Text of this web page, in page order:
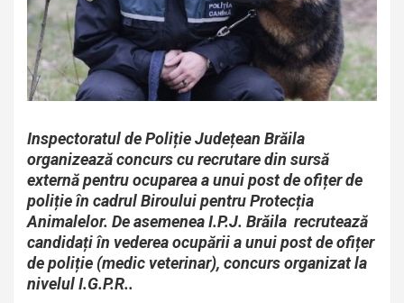
Inspectoratul de Poliție Județean Brăila
organizează concurs cu recrutare din sursă
externă pentru ocuparea a unui post de ofițer de
poliție în cadrul Biroului pentru Protecția
Animalelor. De asemenea I.P.J. Brăila recrutează
candidați în vederea ocupării a unui post de ofițer
de poliție (medic veterinar), concurs organizat la
nivelul I.G.P.R..